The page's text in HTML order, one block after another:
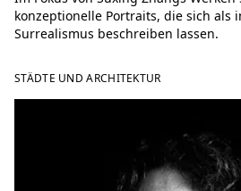
konzeptionelle Portraits, die sich als
Surrealismus beschreiben lassen.
STÄDTE UND ARCHITEKTUR